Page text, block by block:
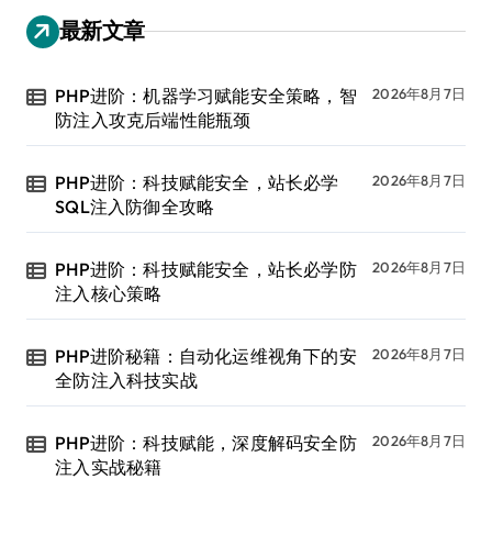
最新文章
PHP进阶：机器学习赋能安全策略，智
防注入攻克后端性能瓶颈
2026年8月7日
PHP进阶：科技赋能安全，站长必学
SQL注入防御全攻略
2026年8月7日
PHP进阶：科技赋能安全，站长必学防
注入核心策略
2026年8月7日
PHP进阶秘籍：自动化运维视角下的安
全防注入科技实战
2026年8月7日
PHP进阶：科技赋能，深度解码安全防
注入实战秘籍
2026年8月7日